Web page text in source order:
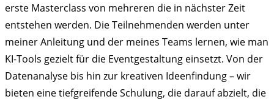
erste Masterclass von mehreren die in nächster Zeit
entstehen werden. Die Teilnehmenden werden unter
meiner Anleitung und der meines Teams lernen, wie man
KI-Tools gezielt für die Eventgestaltung einsetzt. Von der
Datenanalyse bis hin zur kreativen Ideenfindung – wir
bieten eine tiefgreifende Schulung, die darauf abzielt, die